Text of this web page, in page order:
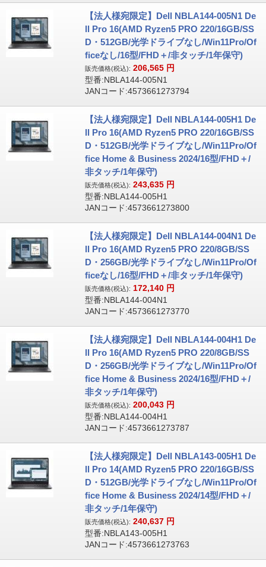
【法人様宛限定】Dell NBLA144-005N1 De
ll Pro 16(AMD Ryzen5 PRO 220/16GB/SS
D・512GB/光学ドライブなし/Win11Pro/Of
ficeなし/16型/FHD＋/非タッチ/1年保守)
販売価格(税込): 206,565 円
型番:NBLA144-005N1
JANコード:4573661273794
【法人様宛限定】Dell NBLA144-005H1 De
ll Pro 16(AMD Ryzen5 PRO 220/16GB/SS
D・512GB/光学ドライブなし/Win11Pro/Of
fice Home & Business 2024/16型/FHD＋/
非タッチ/1年保守)
販売価格(税込): 243,635 円
型番:NBLA144-005H1
JANコード:4573661273800
【法人様宛限定】Dell NBLA144-004N1 De
ll Pro 16(AMD Ryzen5 PRO 220/8GB/SS
D・256GB/光学ドライブなし/Win11Pro/Of
ficeなし/16型/FHD＋/非タッチ/1年保守)
販売価格(税込): 172,140 円
型番:NBLA144-004N1
JANコード:4573661273770
【法人様宛限定】Dell NBLA144-004H1 De
ll Pro 16(AMD Ryzen5 PRO 220/8GB/SS
D・256GB/光学ドライブなし/Win11Pro/Of
fice Home & Business 2024/16型/FHD＋/
非タッチ/1年保守)
販売価格(税込): 200,043 円
型番:NBLA144-004H1
JANコード:4573661273787
【法人様宛限定】Dell NBLA143-005H1 De
ll Pro 14(AMD Ryzen5 PRO 220/16GB/SS
D・512GB/光学ドライブなし/Win11Pro/Of
fice Home & Business 2024/14型/FHD＋/
非タッチ/1年保守)
販売価格(税込): 240,637 円
型番:NBLA143-005H1
JANコード:4573661273763